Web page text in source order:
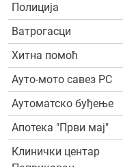
Полиција
Ватрогасци
Хитна помоћ
Ауто-мото савез РС
Аутоматско буђење
Апотека "Први мај"
Клинички центар